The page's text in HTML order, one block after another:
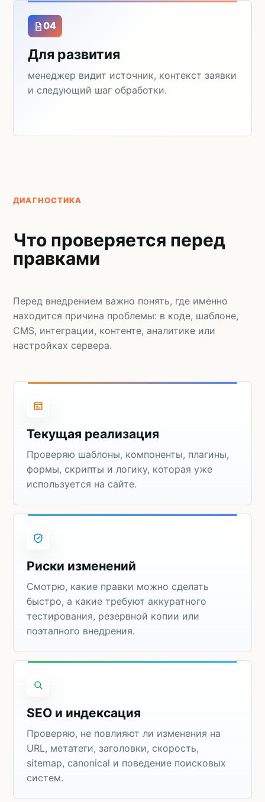
04
Для развития
менеджер видит источник, контекст заявки
и следующий шаг обработки.
ДИАГНОСТИКА
Что проверяется перед
правками
Перед внедрением важно понять, где именно
находится причина проблемы: в коде, шаблоне,
CMS, интеграции, контенте, аналитике или
настройках сервера.
Текущая реализация
Проверяю шаблоны, компоненты, плагины,
формы, скрипты и логику, которая уже
используется на сайте.
Риски изменений
Смотрю, какие правки можно сделать
быстро, а какие требуют аккуратного
тестирования, резервной копии или
поэтапного внедрения.
SEO и индексация
Проверяю, не повлияют ли изменения на
URL, метатеги, заголовки, скорость,
sitemap, canonical и поведение поисковых
систем.